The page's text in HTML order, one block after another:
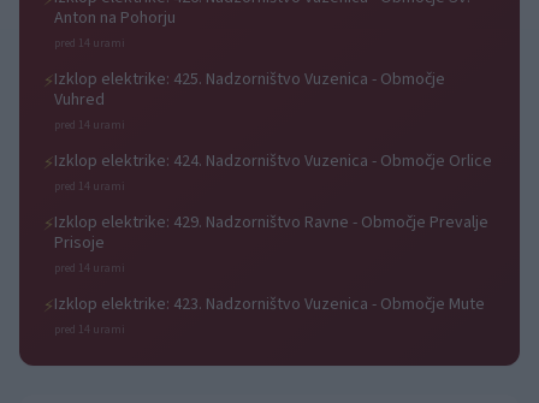
Anton na Pohorju
pred 14 urami
⚡Izklop elektrike: 425. Nadzorništvo Vuzenica - Območje
Vuhred
pred 14 urami
⚡Izklop elektrike: 424. Nadzorništvo Vuzenica - Območje Orlice
pred 14 urami
⚡Izklop elektrike: 429. Nadzorništvo Ravne - Območje Prevalje
Prisoje
pred 14 urami
⚡Izklop elektrike: 423. Nadzorništvo Vuzenica - Območje Mute
pred 14 urami